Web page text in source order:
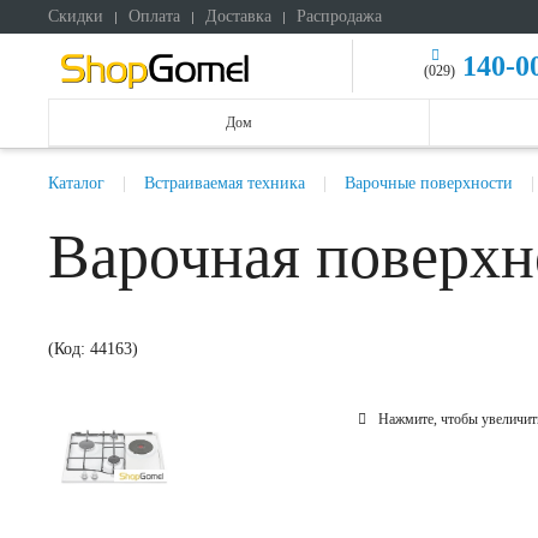
Скидки Оплата Доставка Распродажа
(029) 140-
Дом
Каталог Встраиваемая техника Варочные поверхности
Варочная
(Код: 44163)
Нажмите, чтобы